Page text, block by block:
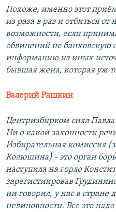
Похоже, именно этот
из раза в раз и отбиться от
возможности, если
обвинений не банковскую
информацию из иных
бывшая жена, которая уж
Валерий Рашкин
Центризбирком снял
Ни о какой законности
Избирательная комиссия
Колюшина) - это орган
наступила на горло
зарегистиировав
ни говорил, у нас в стране
невиновности. Все это